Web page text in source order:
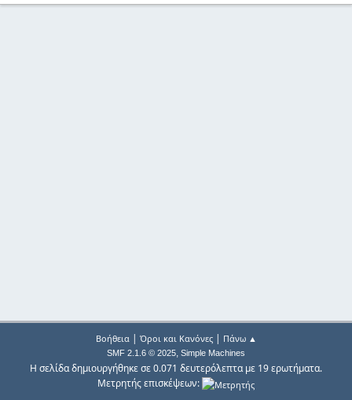
Βοήθεια| Όροι και Κανόνες| Πάνω ▲
SMF 2.1.6 © 2025, Simple Machines
Η σελίδα δημιουργήθηκε σε 0.071 δευτερόλεπτα με 19 ερωτήματα.
Μετρητής επισκέψεων: